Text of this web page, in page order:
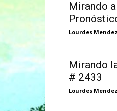
Mirando
Lourdes Mendez
Mirando
# 2433
Lourdes Mendez